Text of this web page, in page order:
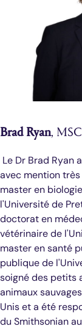
Brad Ryan,
Le Dr Brad Ryan
avec mention
master en
l'Université de
doctorat en
vétérinaire de
master en santé
publique de
soigné des petits
animaux
Unis et a été
du Smithsonian